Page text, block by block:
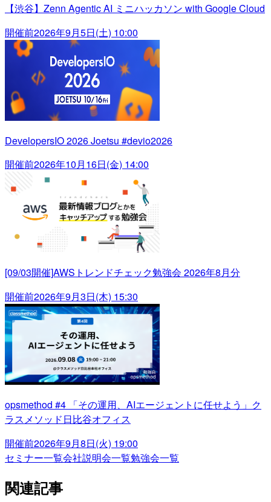
【渋谷】Zenn Agentic AI ミニハッカソン with Google Cloud
開催前2026年9月5日(土) 10:00
DevelopersIO 2026 Joetsu #devio2026
開催前2026年10月16日(金) 14:00
[09/03開催]AWSトレンドチェック勉強会 2026年8月分
開催前2026年9月3日(木) 15:30
opsmethod #4 「その運用、AIエージェントに任せよう」ク
ラスメソッド日比谷オフィス
開催前2026年9月8日(火) 19:00
セミナー一覧会社説明会一覧勉強会一覧
関連記事